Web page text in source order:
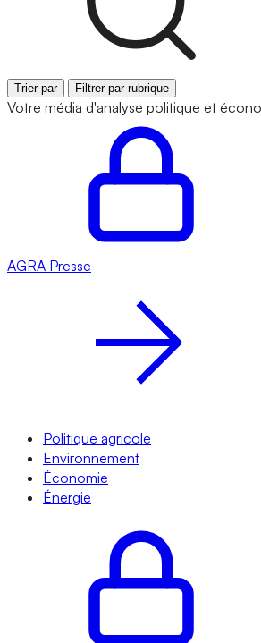
Trier par Filtrer par rubrique
Votre média d'analyse politique et
AGRA Presse
Politique agricole
Environnement
Économie
Énergie